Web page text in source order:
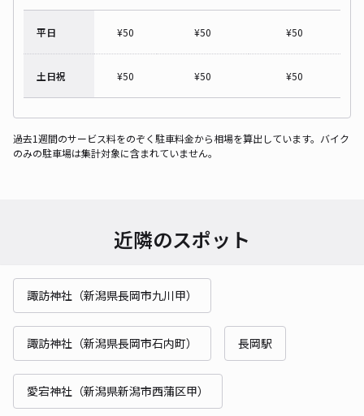
平日 ¥50 ¥50 ¥50
土日祝 ¥50 ¥50 ¥50
過去1週間のサービス料をのぞく駐車料金から相場を算出しています。バイク
のみの駐車場は集計対象に含まれていません。
近隣のスポット
諏訪神社（新潟県長岡市九川甲）
諏訪神社（新潟県長岡市石内町） 長岡駅
愛宕神社（新潟県新潟市西蒲区甲）